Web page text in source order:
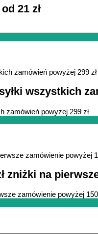
21 zł
wszystkich
zamówień powyżej 299 zł
zniżki na
zamówienie powyżej 150